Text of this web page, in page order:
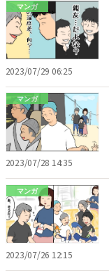
マンガ
2023/07/29 06:25
マンガ
2023/07/28 14:35
マンガ
2023/07/26 12:15